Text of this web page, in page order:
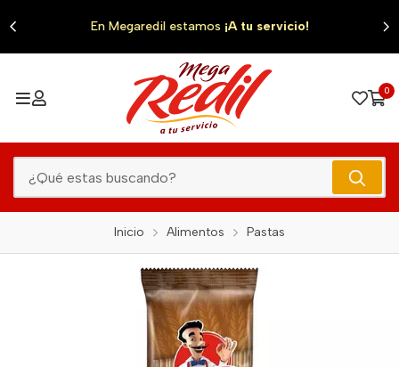
En Megaredil estamos ¡A tu servicio!
0
Inicio Alimentos Pastas